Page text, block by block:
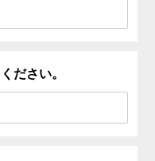
ださい。